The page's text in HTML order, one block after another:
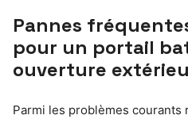
Pannes
pour un portail
ouverture
Parmi les problèmes